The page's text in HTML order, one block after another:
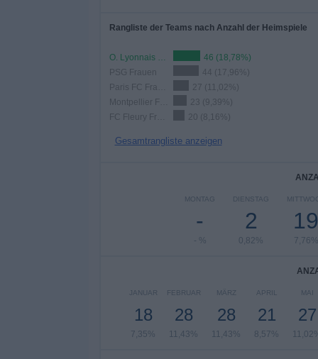
Rangliste der Teams nach Anzahl der Heimspiele
O. Lyonnais Frauen
46 (18,78%)
PSG Frauen
44 (17,96%)
27 (11,02%)
23 (9,39%)
20 (8,16%)
Gesamtrangliste anzeigen
MONTAG
-
- %
DIENSTAG
2
0,82%
19
7,76%
JANUAR
18
7,35%
FEBRUAR
28
11,43%
MÄRZ
28
11,43%
APRIL
21
8,57%
MAI
27
11,02%